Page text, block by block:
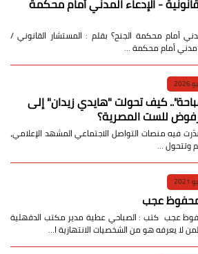
أمام محكمة الجنح؟ بقلم : المستشار القانوني /
مدني أمام محكمة …
كيف تحولت "هايدي زيدان" إلى
للست المصرية؟
فيه منصات التواصل الاجتماعي المشهد الإعلامي،
وتتحول …
عجب
عجب كتب : الصباحي عطية مدير مكتب الدقهلية
يعرفه هو من الشخصيات الانتهازية ا…